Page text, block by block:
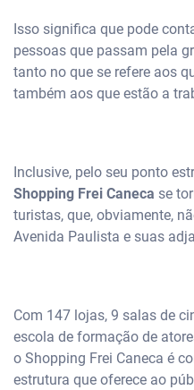
Isso significa que pode
pessoas que passam pela
tanto no que se refere aos
também aos que estão a
Inclusive, pelo seu ponto
Shopping Frei Caneca se
turistas, que, obviamente,
Avenida Paulista e suas
Com 147 lojas, 9 salas de
escola de formação de
o Shopping Frei Caneca é
estrutura que oferece ao